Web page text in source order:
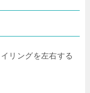
リングを左右する